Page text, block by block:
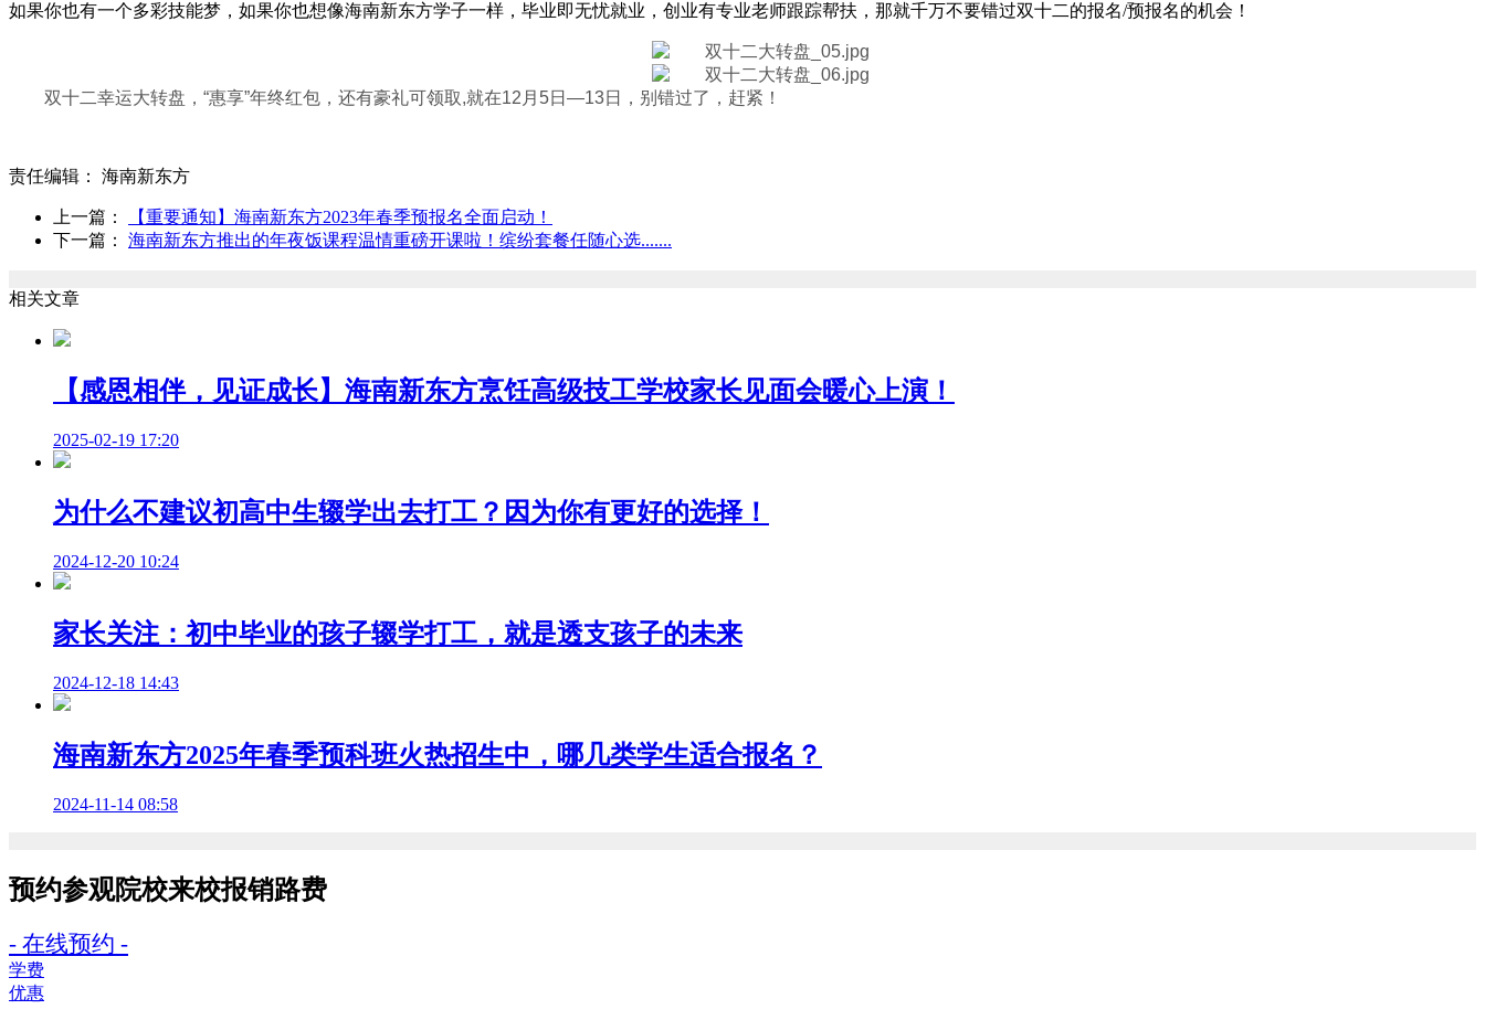
如果你也有一个多彩技能梦，如果你也想像海南新东方学子一样，毕业即无忧就业，创业有专业老师跟踪帮扶，那就千万不要错过双十二的报名/预报名的机会！
双十二幸运大转盘，“惠享”年终红包，还有豪礼可领取,就在12月5日—13日，别错过了，赶紧！
责任编辑： 海南新东方
上一篇：
【重要通知】海南新东方2023年春季预报名全面启动！
下一篇： 海南新东方推出的年夜饭课程温情重磅开课啦！缤纷套餐任随心选.......
相关文章
【感恩相伴，见证成长】海南新东方烹饪高级技工学校家长见面会暖心上演！
2025-02-19 17:20
为什么不建议初高中生辍学出去打工？因为你有更好的选择！
2024-12-20 10:24
家长关注：初中毕业的孩子辍学打工，就是透支孩子的未来
2024-12-18 14:43
海南新东方2025年春季预科班火热招生中，哪几类学生适合报名？
2024-11-14 08:58
预约参观院校来校报销路费
- 在线预约 -
学费
优惠